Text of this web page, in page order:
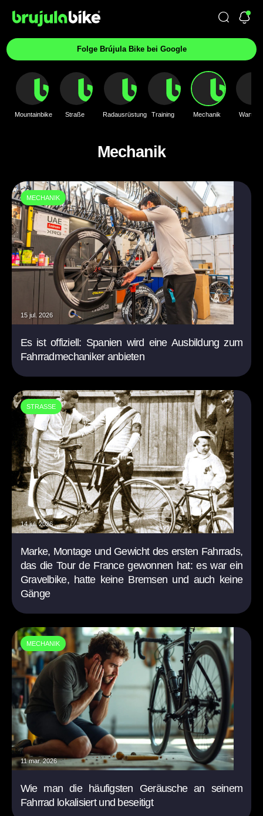
Folge Brújula Bike bei Google
Mountainbike Straße Radausrüstung Training Mechanik Wartung
Mechanik
MECHANIK
15 jul. 2026
Es ist offiziell: Spanien wird eine Ausbildung zum
Fahrradmechaniker anbieten
STRASSE
14 jul. 2026
Marke, Montage und Gewicht des ersten Fahrrads,
das die Tour de France gewonnen hat: es war ein
Gravelbike, hatte keine Bremsen und auch keine
Gänge
MECHANIK
11 mar. 2026
Wie man die häufigsten Geräusche an seinem
Fahrrad lokalisiert und beseitigt